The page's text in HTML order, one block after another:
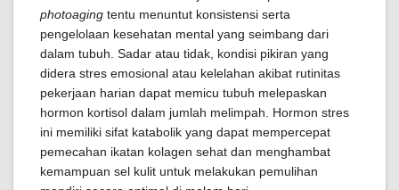
photoaging tentu menuntut konsistensi serta
pengelolaan kesehatan mental yang seimbang dari
dalam tubuh. Sadar atau tidak, kondisi pikiran yang
didera stres emosional atau kelelahan akibat rutinitas
pekerjaan harian dapat memicu tubuh melepaskan
hormon kortisol dalam jumlah melimpah. Hormon stres
ini memiliki sifat katabolik yang dapat mempercepat
pemecahan ikatan kolagen sehat dan menghambat
kemampuan sel kulit untuk melakukan pemulihan